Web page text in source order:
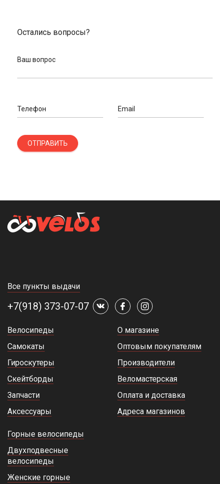
Остались вопросы?
Ваш вопрос
Телефон Email
ОТПРАВИТЬ
Все пункты выдачи
+7(918) 373-07-07
Велосипеды
Самокаты
Гироскутеры
Скейтборды
Запчасти
Аксессуары
О магазине
Оптовым покупателям
Производители
Веломастерская
Оплата и доставка
Адреса магазинов
Горные велосипеды
Двухподвесные
велосипеды
Женские горные